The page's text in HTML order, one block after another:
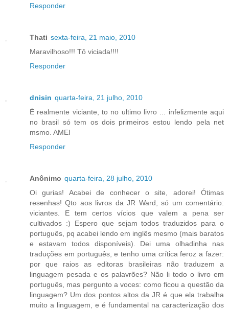
Responder
Thati sexta-feira, 21 maio, 2010
Maravilhoso!!! Tô viciada!!!!
Responder
dnisin quarta-feira, 21 julho, 2010
É realmente viciante, to no ultimo livro ... infelizmente aqui
no brasil só tem os dois primeiros estou lendo pela net
msmo. AMEI
Responder
Anônimo quarta-feira, 28 julho, 2010
Oi gurias! Acabei de conhecer o site, adorei! Ótimas
resenhas! Qto aos livros da JR Ward, só um comentário:
viciantes. E tem certos vícios que valem a pena ser
cultivados :) Espero que sejam todos traduzidos para o
português, pq acabei lendo em inglês mesmo (mais baratos
e estavam todos disponíveis). Dei uma olhadinha nas
traduções em português, e tenho uma crítica feroz a fazer:
por que raios as editoras brasileiras não traduzem a
linguagem pesada e os palavrões? Não li todo o livro em
português, mas pergunto a voces: como ficou a questão da
linguagem? Um dos pontos altos da JR é que ela trabalha
muito a linguagem, e é fundamental na caracterização dos